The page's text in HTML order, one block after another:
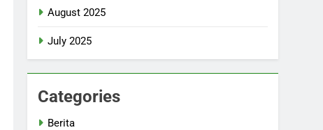
August 2025
July 2025
Categories
Berita